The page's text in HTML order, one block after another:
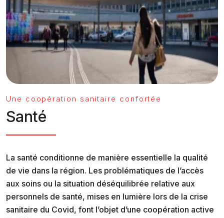
Une coopération sanitaire confortée
Santé
La santé conditionne de manière essentielle la qualité
de vie dans la région. Les problématiques de l’accès
aux soins ou la situation déséquilibrée relative aux
personnels de santé, mises en lumière lors de la crise
sanitaire du Covid, font l’objet d’une coopération active